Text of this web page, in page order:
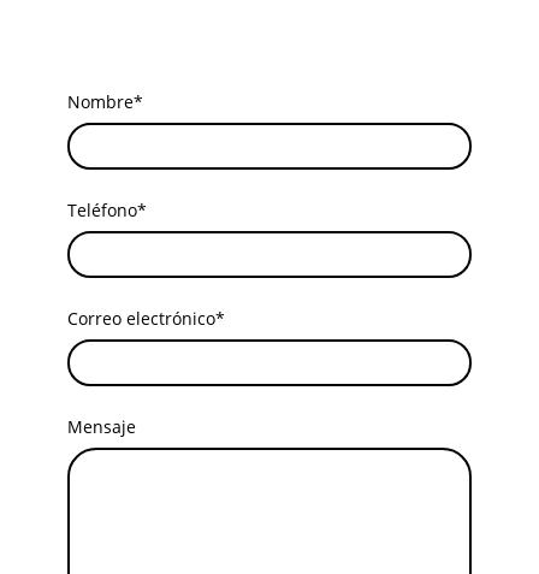
Nombre*
Teléfono*
Correo electrónico*
Mensaje